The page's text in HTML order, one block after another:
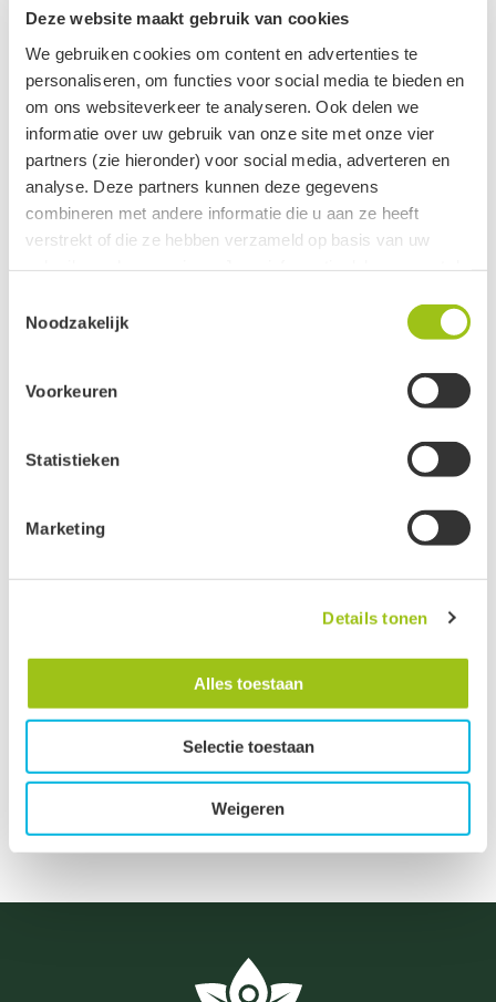
Deze website maakt gebruik van cookies
We gebruiken cookies om content en advertenties te
personaliseren, om functies voor social media te bieden en
om ons websiteverkeer te analyseren. Ook delen we
informatie over uw gebruik van onze site met onze vier
partners (zie hieronder) voor social media, adverteren en
analyse. Deze partners kunnen deze gegevens
combineren met andere informatie die u aan ze heeft
verstrekt of die ze hebben verzameld op basis van uw
Clerk
Je kunt jouw toestemming ten alle tijden intrekken via de
Noodzakelijk
Voorkeuren
Statistieken
Marketing
Details tonen
Alles toestaan
Selectie toestaan
Weigeren
HSP
Kristallen Lijn
Lekker Slapen
Linde Care
Manifesteren
New Mom
Zodiac